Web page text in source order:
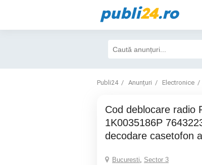
publi24.ro
Publi24 Anunțuri Electronice
Cod deblocare radio Radio Cd VW Golf
1K0035186P
decodare casetofon
Bucuresti, Sector 3